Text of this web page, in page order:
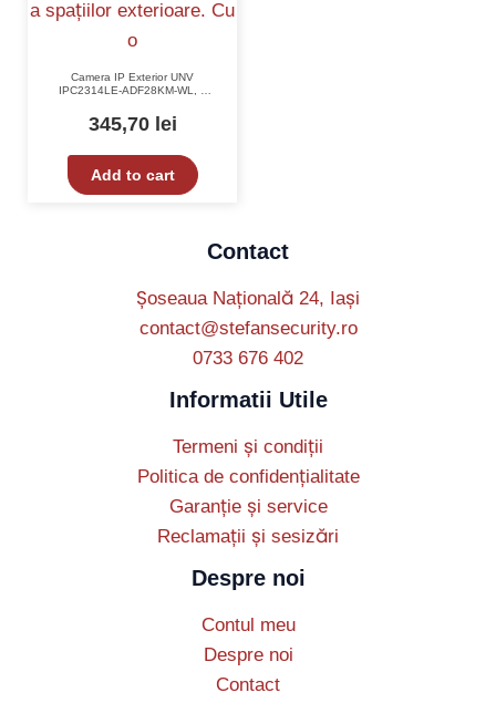
Camera IP Exterior UNV
IPC2314LE-ADF28KM-WL, 4
24/7, Distanta 30M, Lentila
F1.0, IP67
345,70 lei
Add to cart
Contact
Șoseaua Națională 24, Iași
contact@stefansecurity.ro
0733 676 402
Informatii Utile
Termeni și condiții
Politica de confidențialitate
Garanție și service
Reclamații și sesizări
Despre noi
Contul meu
Despre noi
Contact